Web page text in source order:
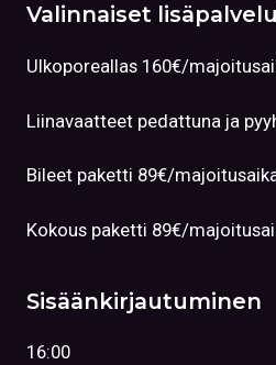
Valinnaiset
Ulkoporeallas 160€/
Liinavaatteet pedattuna ja
Bileet paketti 89€/
Kokous paketti 89€/
Sisäänkirjautuminen
16:00